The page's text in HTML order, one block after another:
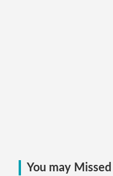
You may Missed